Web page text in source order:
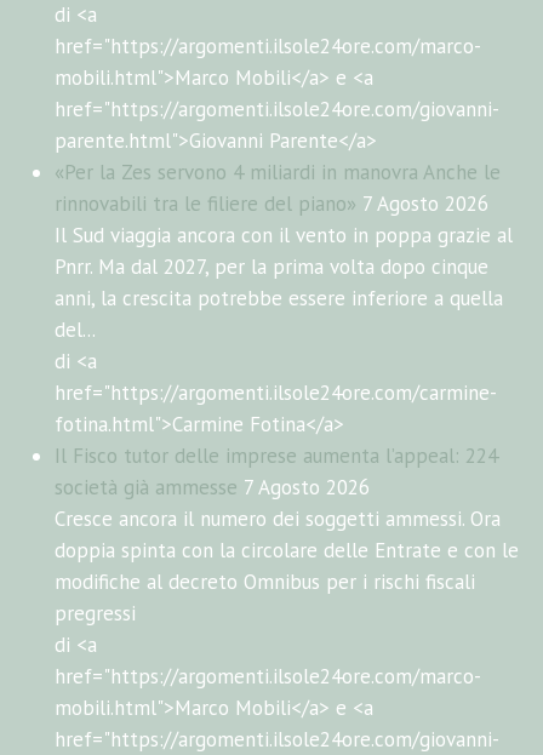
di <a
href="https://argomenti.ilsole24ore.com/marco-
mobili.html">Marco Mobili</a> e <a
href="https://argomenti.ilsole24ore.com/giovanni-
parente.html">Giovanni Parente</a>
«Per la Zes servono 4 miliardi in manovra Anche le
rinnovabili tra le filiere del piano» 7 Agosto 2026
Il Sud viaggia ancora con il vento in poppa grazie al
Pnrr. Ma dal 2027, per la prima volta dopo cinque
anni, la crescita potrebbe essere inferiore a quella
del...
di <a
href="https://argomenti.ilsole24ore.com/carmine-
fotina.html">Carmine Fotina</a>
Il Fisco tutor delle imprese aumenta l’appeal: 224
società già ammesse 7 Agosto 2026
Cresce ancora il numero dei soggetti ammessi. Ora
doppia spinta con la circolare delle Entrate e con le
modifiche al decreto Omnibus per i rischi fiscali
pregressi
di <a
href="https://argomenti.ilsole24ore.com/marco-
mobili.html">Marco Mobili</a> e <a
href="https://argomenti.ilsole24ore.com/giovanni-